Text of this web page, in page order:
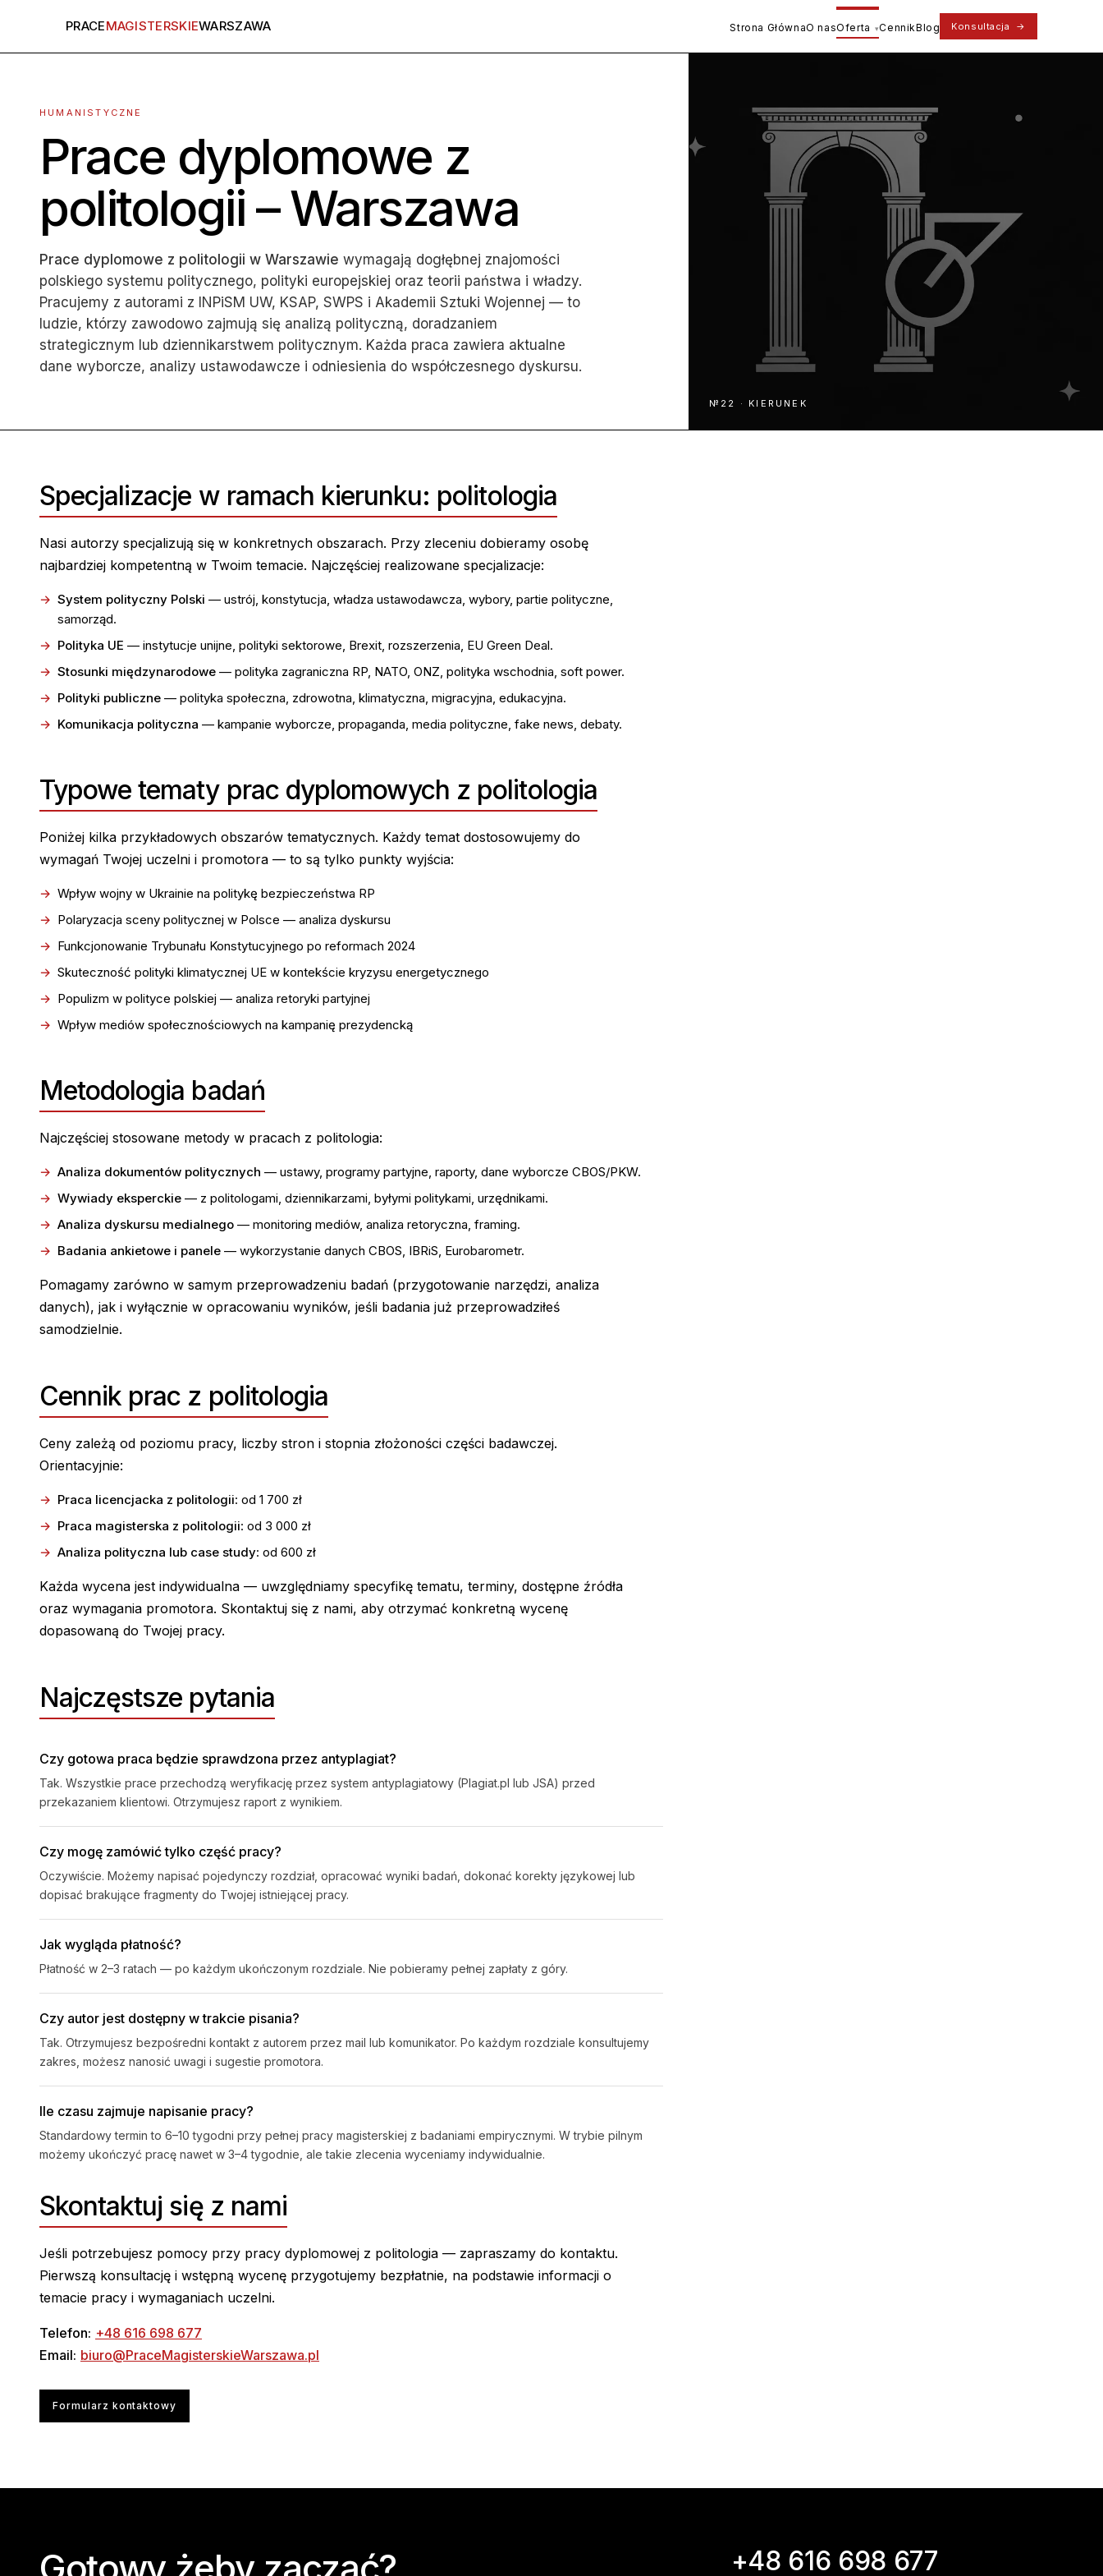
PRACEMAGISTERSKIEWARSZAWA Strona GłównaO nasOferta CennikBlog Konsultacja →
HUMANISTYCZNE
Prace dyplomowe z
politologii – Warszawa
Prace dyplomowe z politologii w Warszawie wymagają dogłębnej znajomości
polskiego systemu politycznego, polityki europejskiej oraz teorii państwa i władzy.
Pracujemy z autorami z INPiSM UW, KSAP, SWPS i Akademii Sztuki Wojennej — to
ludzie, którzy zawodowo zajmują się analizą polityczną, doradzaniem
strategicznym lub dziennikarstwem politycznym. Każda praca zawiera aktualne
dane wyborcze, analizy ustawodawcze i odniesienia do współczesnego dyskursu.
№22 · KIERUNEK
Specjalizacje w ramach kierunku: politologia
Nasi autorzy specjalizują się w konkretnych obszarach. Przy zleceniu dobieramy osobę
najbardziej kompetentną w Twoim temacie. Najczęściej realizowane specjalizacje:
System polityczny Polski — ustrój, konstytucja, władza ustawodawcza, wybory, partie polityczne,
samorząd.
Polityka UE — instytucje unijne, polityki sektorowe, Brexit, rozszerzenia, EU Green Deal.
Stosunki międzynarodowe — polityka zagraniczna RP, NATO, ONZ, polityka wschodnia, soft power.
Polityki publiczne — polityka społeczna, zdrowotna, klimatyczna, migracyjna, edukacyjna.
Komunikacja polityczna — kampanie wyborcze, propaganda, media polityczne, fake news, debaty.
Typowe tematy prac dyplomowych z politologia
Poniżej kilka przykładowych obszarów tematycznych. Każdy temat dostosowujemy do
wymagań Twojej uczelni i promotora — to są tylko punkty wyjścia:
Wpływ wojny w Ukrainie na politykę bezpieczeństwa RP
Polaryzacja sceny politycznej w Polsce — analiza dyskursu
Funkcjonowanie Trybunału Konstytucyjnego po reformach 2024
Skuteczność polityki klimatycznej UE w kontekście kryzysu energetycznego
Populizm w polityce polskiej — analiza retoryki partyjnej
Wpływ mediów społecznościowych na kampanię prezydencką
Metodologia badań
Najczęściej stosowane metody w pracach z politologia:
Analiza dokumentów politycznych — ustawy, programy partyjne, raporty, dane wyborcze CBOS/PKW.
Wywiady eksperckie — z politologami, dziennikarzami, byłymi politykami, urzędnikami.
Analiza dyskursu medialnego — monitoring mediów, analiza retoryczna, framing.
Badania ankietowe i panele — wykorzystanie danych CBOS, IBRiS, Eurobarometr.
Pomagamy zarówno w samym przeprowadzeniu badań (przygotowanie narzędzi, analiza
danych), jak i wyłącznie w opracowaniu wyników, jeśli badania już przeprowadziłeś
samodzielnie.
Cennik prac z politologia
Ceny zależą od poziomu pracy, liczby stron i stopnia złożoności części badawczej.
Orientacyjnie:
Praca licencjacka z politologii: od 1 700 zł
Praca magisterska z politologii: od 3 000 zł
Analiza polityczna lub case study: od 600 zł
Każda wycena jest indywidualna — uwzględniamy specyfikę tematu, terminy, dostępne źródła
oraz wymagania promotora. Skontaktuj się z nami, aby otrzymać konkretną wycenę
dopasowaną do Twojej pracy.
Najczęstsze pytania
Czy gotowa praca będzie sprawdzona przez antyplagiat?
Tak. Wszystkie prace przechodzą weryfikację przez system antyplagiatowy (Plagiat.pl lub JSA) przed
przekazaniem klientowi. Otrzymujesz raport z wynikiem.
Czy mogę zamówić tylko część pracy?
Oczywiście. Możemy napisać pojedynczy rozdział, opracować wyniki badań, dokonać korekty językowej lub
dopisać brakujące fragmenty do Twojej istniejącej pracy.
Jak wygląda płatność?
Płatność w 2–3 ratach — po każdym ukończonym rozdziale. Nie pobieramy pełnej zapłaty z góry.
Czy autor jest dostępny w trakcie pisania?
Tak. Otrzymujesz bezpośredni kontakt z autorem przez mail lub komunikator. Po każdym rozdziale konsultujemy
zakres, możesz nanosić uwagi i sugestie promotora.
Ile czasu zajmuje napisanie pracy?
Standardowy termin to 6–10 tygodni przy pełnej pracy magisterskiej z badaniami empirycznymi. W trybie pilnym
możemy ukończyć pracę nawet w 3–4 tygodnie, ale takie zlecenia wyceniamy indywidualnie.
Skontaktuj się z nami
Jeśli potrzebujesz pomocy przy pracy dyplomowej z politologia — zapraszamy do kontaktu.
Pierwszą konsultację i wstępną wycenę przygotujemy bezpłatnie, na podstawie informacji o
temacie pracy i wymaganiach uczelni.
Telefon: +48 616 698 677
Email: biuro@PraceMagisterskieWarszawa.pl
Formularz kontaktowy
+48 616 698 677